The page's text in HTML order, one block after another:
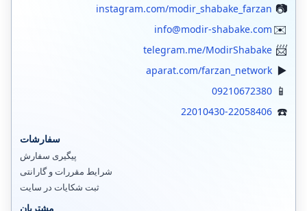
instagram.com/modir_shabake_farzan
info@modir-shabake.com
telegram.me/ModirShabake
aparat.com/farzan_network
09210672380
22010430-22058406
سفارشات
پیگیری سفارش
شرایط مقررات و گارانتی
ثبت شکایات در سایت
مشتریان